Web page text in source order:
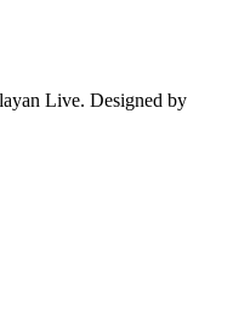
Live. Designed by